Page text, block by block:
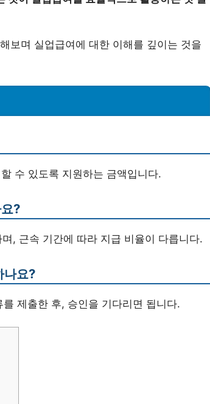
보며 실업급여에 대한 이해를 깊이는 것을
수 있도록 지원하는 금액입니다.
?
, 근속 기간에 따라 지급 비율이 다릅니다.
나요?
제출한 후, 승인을 기다리면 됩니다.